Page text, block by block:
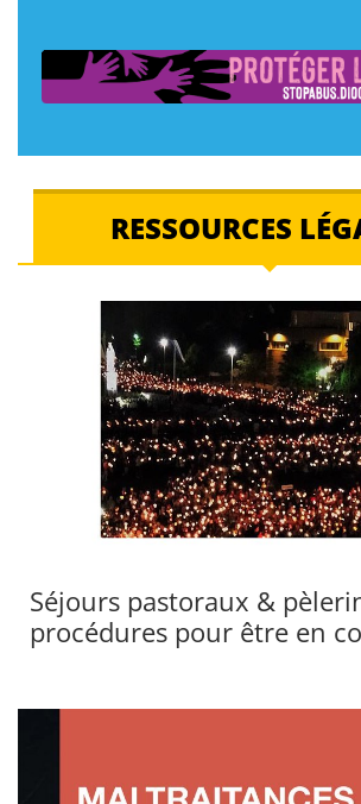
RESSOURCES
Séjours pastoraux &
procédures pour être en